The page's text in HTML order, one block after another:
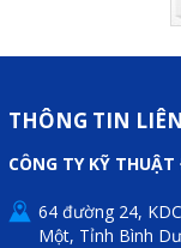
THÔNG TIN
CÔNG TY KỸ
64 đường 24,
Một, Tỉnh Bình